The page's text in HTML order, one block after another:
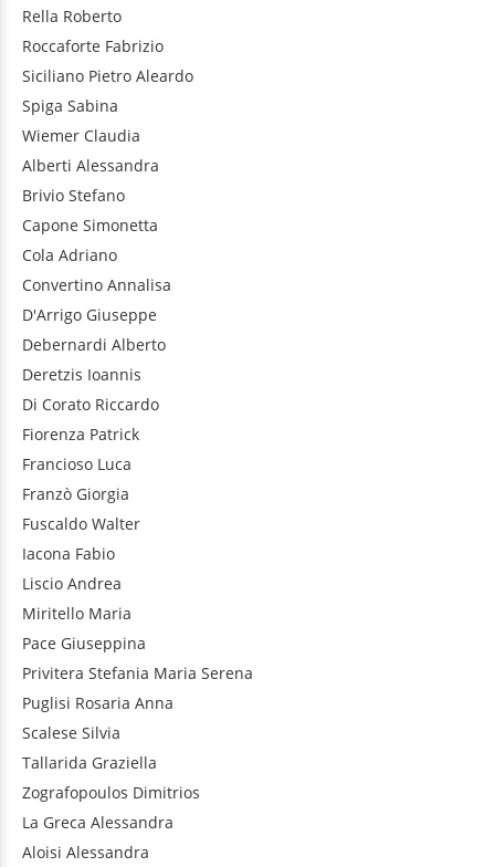
Rella Roberto
Roccaforte Fabrizio
Siciliano Pietro Aleardo
Spiga Sabina
Wiemer Claudia
Alberti Alessandra
Brivio Stefano
Capone Simonetta
Cola Adriano
Convertino Annalisa
D'Arrigo Giuseppe
Debernardi Alberto
Deretzis Ioannis
Di Corato Riccardo
Fiorenza Patrick
Francioso Luca
Franzò Giorgia
Fuscaldo Walter
Iacona Fabio
Liscio Andrea
Miritello Maria
Pace Giuseppina
Privitera Stefania Maria Serena
Puglisi Rosaria Anna
Scalese Silvia
Tallarida Graziella
Zografopoulos Dimitrios
La Greca Alessandra
Aloisi Alessandra